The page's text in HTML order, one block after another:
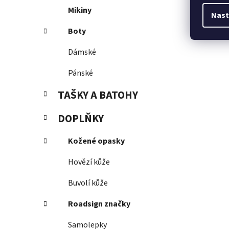
Mikiny
Boty
Dámské
Pánské
TAŠKY A BATOHY
DOPLŇKY
Kožené opasky
Hovězí kůže
Buvolí kůže
Roadsign značky
Samolepky